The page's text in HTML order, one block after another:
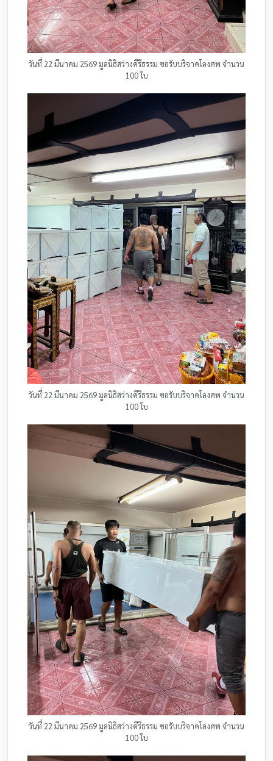
วันที่ 22 มีนาคม 2569 มูลนิธิสว่างคีรีธรรม ขอรับบริจาคโลงศพ จำนวน
100 ใบ
วันที่ 22 มีนาคม 2569 มูลนิธิสว่างคีรีธรรม ขอรับบริจาคโลงศพ จำนวน
100 ใบ
วันที่ 22 มีนาคม 2569 มูลนิธิสว่างคีรีธรรม ขอรับบริจาคโลงศพ จำนวน
100 ใบ